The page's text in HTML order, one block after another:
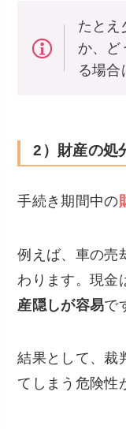
たとえ
か、ど
る場合
2）財産の処
手続き期間中の
例えば、車の売
わります。現金
産隠しが容易で
結果として、裁
てしまう危険性